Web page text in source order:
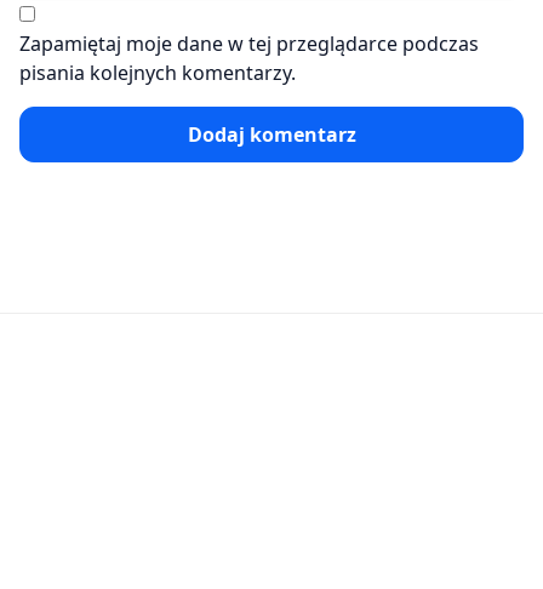
Zapamiętaj moje dane w tej przeglądarce podczas
pisania kolejnych komentarzy.
Dodaj komentarz